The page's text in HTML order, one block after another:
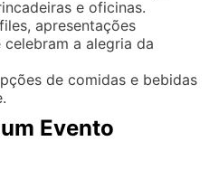
e oficinas.
apresentações
a alegria da
de comidas e bebidas
Evento